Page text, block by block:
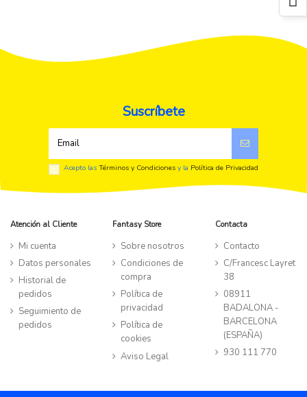
Suscríbete
Acepto lasTérminos y Condiciones y la Política de Privacidad
Atención al Cliente
Mi cuenta
Datos personales
Historial de
pedidos
Seguimiento de
pedidos
Fantasy Store
Sobre nosotros
Condiciones de
compra
Política de
privacidad
Política de
cookies
Aviso Legal
Contacta
Contacto
C/Francesc Layret
38
08911
BADALONA -
BARCELONA
(ESPAÑA)
930 111 770